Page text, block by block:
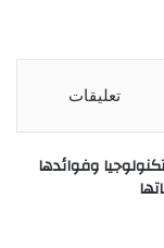
تعليقات
وفوائدها